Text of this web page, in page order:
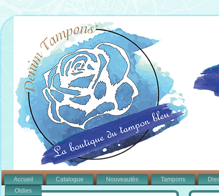
Accueil Catalogue Nouveautés Tampons
Oldies